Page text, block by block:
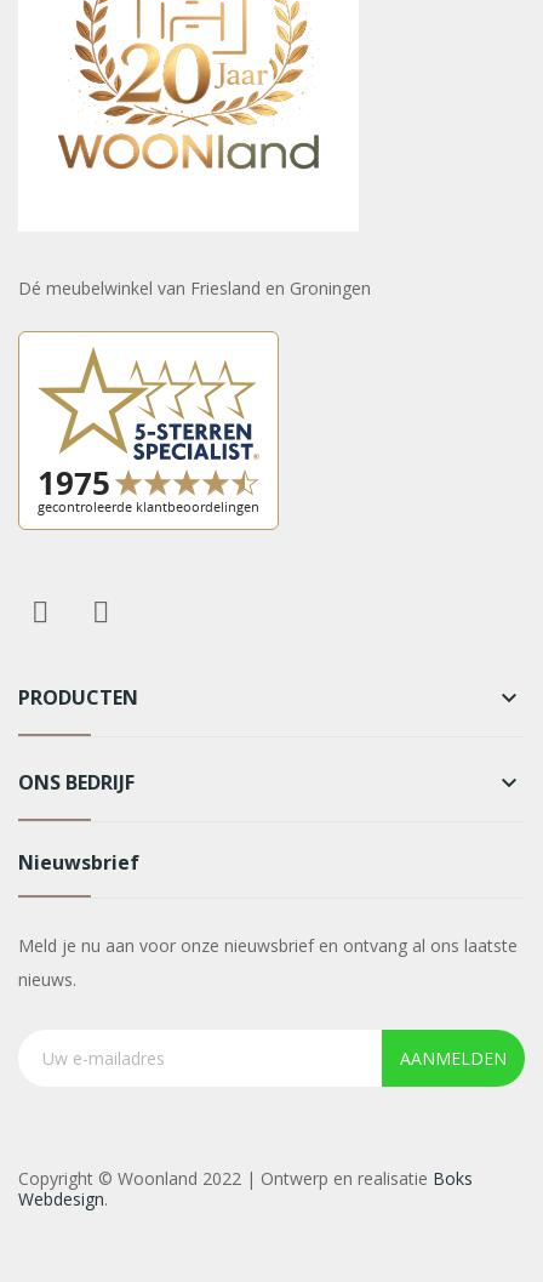
Dé meubelwinkel van Friesland en Groningen
PRODUCTEN keyboard_arrow_down
ONS BEDRIJF keyboard_arrow_down
Nieuwsbrief
Meld je nu aan voor onze nieuwsbrief en ontvang al ons laatste
nieuws.
AANMELDEN
Copyright © Woonland 2022 | Ontwerp en realisatie Boks
Webdesign.